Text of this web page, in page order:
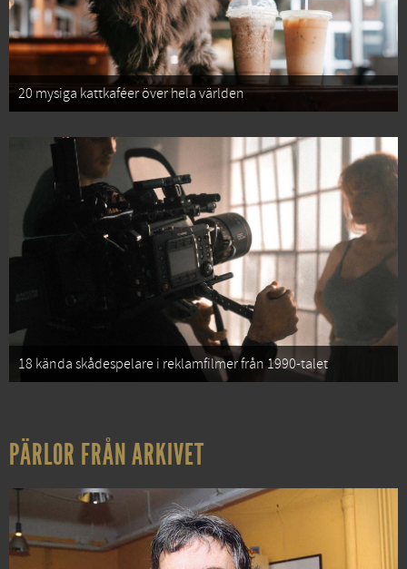
20 mysiga kattkaféer över hela världen
18 kända skådespelare i reklamfilmer från 1990-talet
PÄRLOR FRÅN ARKIVET